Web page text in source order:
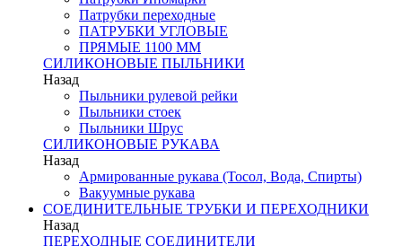
Патрубки переходные
ПАТРУБКИ УГЛОВЫЕ
ПРЯМЫЕ 1100 ММ
СИЛИКОНОВЫЕ ПЫЛЬНИКИ
Назад
Пыльники рулевой рейки
Пыльники стоек
Пыльники Шрус
СИЛИКОНОВЫЕ РУКАВА
Назад
Армированные рукава (Тосол, Вода, Спирты)
Вакуумные рукава
СОЕДИНИТЕЛЬНЫЕ ТРУБКИ И ПЕРЕХОДНИКИ
Назад
ПЕРЕХОДНЫЕ СОЕДИНИТЕЛИ